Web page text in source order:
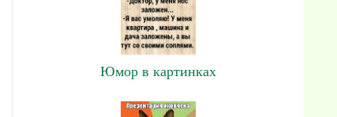
Юмор в картинках